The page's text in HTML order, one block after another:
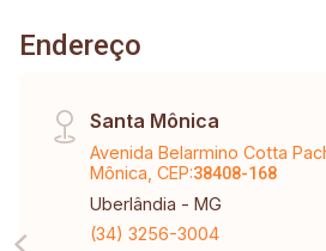
Endereço
Santa Mônica
Avenida Belarmino Cotta
Mônica, CEP:38408-168
Uberlândia - MG
(34) 3256-3004